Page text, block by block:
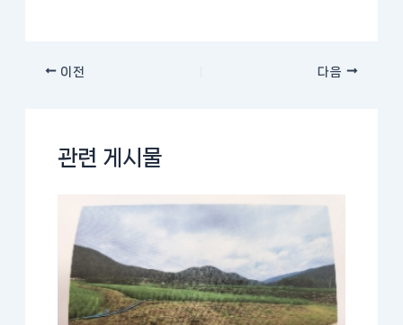
이전 다음
관련 게시물